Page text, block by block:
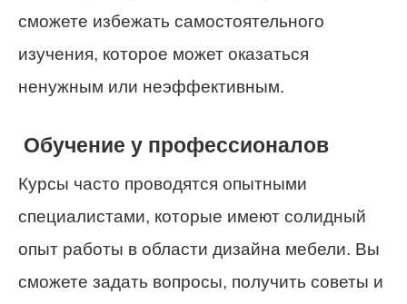
сможете избежать самостоятельного
изучения, которое может оказаться
ненужным или неэффективным.
Обучение у профессионалов
Курсы часто проводятся опытными
специалистами, которые имеют солидный
опыт работы в области дизайна мебели. Вы
сможете задать вопросы, получить советы и